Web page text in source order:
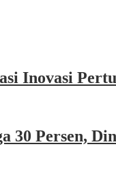
Inovasi
30 Persen,